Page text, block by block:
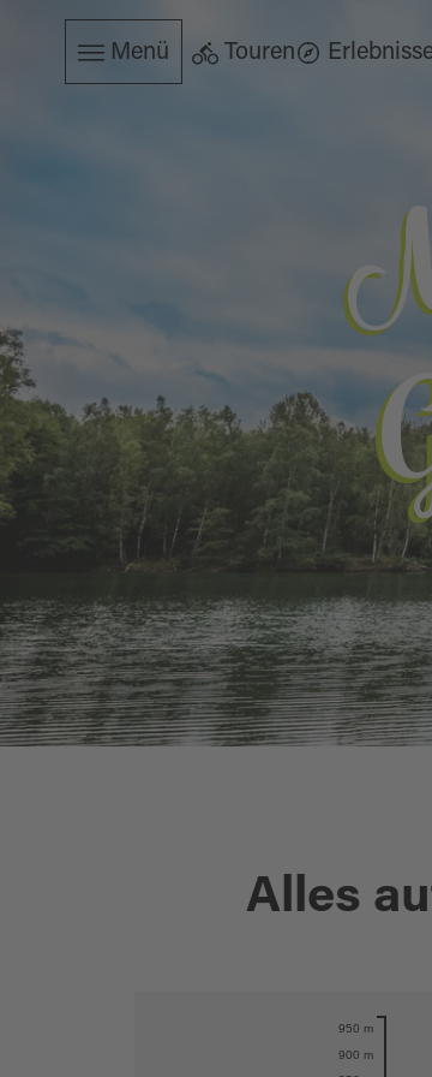
Menü Touren
Alles
900 m
950 m